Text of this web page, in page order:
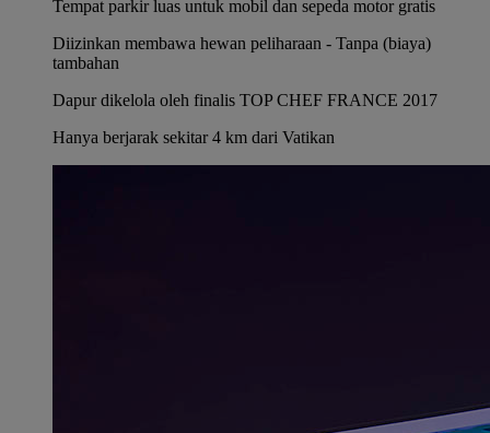
Tempat parkir luas untuk mobil dan sepeda motor gratis
Diizinkan membawa hewan peliharaan - Tanpa (biaya)
tambahan
Dapur dikelola oleh finalis TOP CHEF FRANCE 2017
Hanya berjarak sekitar 4 km dari Vatikan